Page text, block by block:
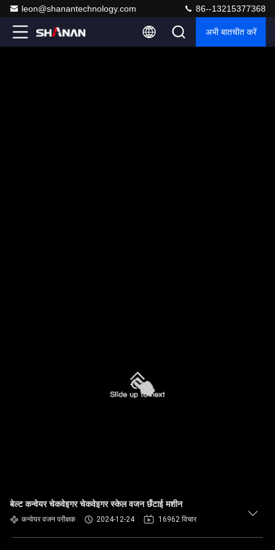
leon@shanantechnology.com 86--13215377368
अभी बातचीत करें
बेल्ट कन्वेयर चेकवेइगर चेकवेइगर स्केल वजन छँटाई मशीन
कन्वेयर वजन परीक्षक 2024-12-24 16962 विचार